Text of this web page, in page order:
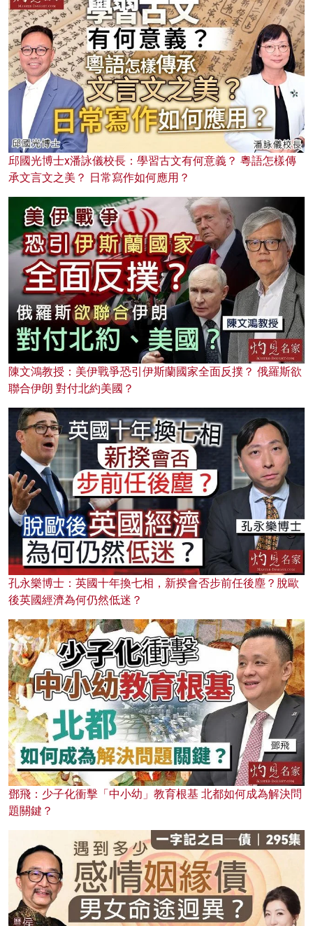
邱國光博士x潘詠儀校長：學習古文有何意義？ 粵語怎樣傳
承文言文之美？ 日常寫作如何應用？
陳文鴻教授：美伊戰爭恐引伊斯蘭國家全面反撲？ 俄羅斯欲
聯合伊朗 對付北約美國？
孔永樂博士：英國十年換七相，新揆會否步前任後塵？脫歐
後英國經濟為何仍然低迷？
鄧飛：少子化衝擊「中小幼」教育根基 北都如何成為解決問
題關鍵？